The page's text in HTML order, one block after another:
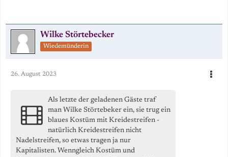
Wilke Störtebecker
Wiedemünderin
26. August 2023
Als letzte der geladenen Gäste traf
man Wilke Störtebeker ein, sie trug ein
blaues Kostüm mit Kreidestreifen -
natürlich Kreidestreifen nicht
Nadelstreifen, so etwas tragen ja nur
Kapitalisten. Wenngleich Kostüm und